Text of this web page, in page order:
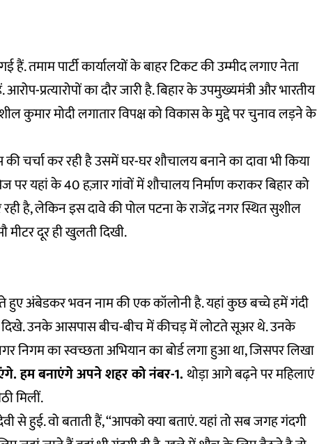
हैं. तमाम पार्टी कार्यालयों के बाहर टिकट की उम्मीद लगाए नेता
प्रत्यारोपों का दौर जारी है. बिहार के उपमुख्यमंत्री और भारतीय
कुमार मोदी लगातार विपक्ष को विकास के मुद्दे पर चुनाव लड़ने के
चर्चा कर रही है उसमें घर-घर शौचालय बनाने का दावा भी किया
पर यहां के 40 हज़ार गांवों में शौचालय निर्माण कराकर बिहार को
है, लेकिन इस दावे की पोल पटना के राजेंद्र नगर स्थित सुशील
दूर ही खुलती दिखी.
हुए अंबेडकर भवन नाम की एक कॉलोनी है. यहां कुछ बच्चे हमें गंदी
उनके आसपास बीच-बीच में कीचड़ में लोटते सूअर थे. उनके
निगम का स्वच्छता अभियान का बोर्ड लगा हुआ था, जिसपर लिखा
हम बनाएंगे अपने शहर को नंबर-1.थोड़ा आगे बढ़ने पर महिलाएं
मिलीं.
से हुई. वो बताती हैं, ‘‘आपको क्या बताएं. यहां तो सब जगह गंदगी